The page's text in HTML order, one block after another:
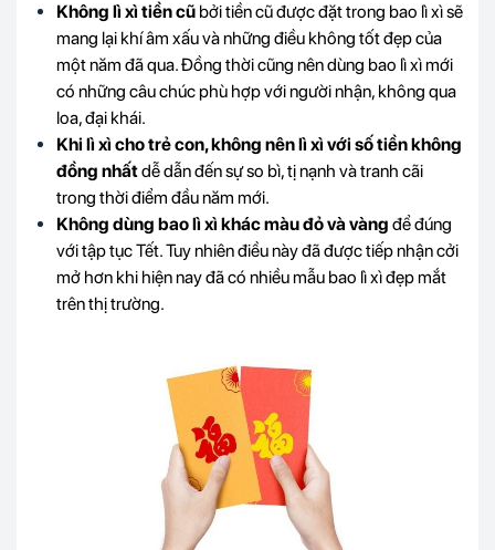
Không lì xì tiền cũ bởi tiền cũ được đặt trong bao lì xì sẽ
mang lại khí âm xấu và những điều không tốt đẹp của
một năm đã qua. Đồng thời cũng nên dùng bao lì xì mới
có những câu chúc phù hợp với người nhận, không qua
loa, đại khái.
Khi lì xì cho trẻ con, không nên lì xì với số tiền không
đồng nhấtdễ dẫn đến sự so bì, tị nạnh và tranh cãi
trong thời điểm đầu năm mới.
Không dùng bao lì xì khác màu đỏ và vàng để đúng
với tập tục Tết. Tuy nhiên điều này đã được tiếp nhận cởi
mở hơn khi hiện nay đã có nhiều mẫu bao lì xì đẹp mắt
trên thị trường.